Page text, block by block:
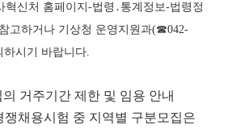
혁신처 홈페이지-법령․통계정보-법령정
고하거나 기상청 운영지원과(☎042-
하시기 바랍니다.
거주기간 제한 및 임용 안내
쟁채용시험 중 지역별 구분모집은